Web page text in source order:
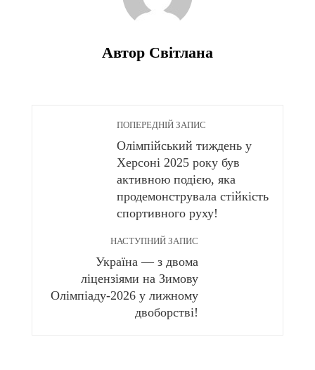
Автор Світлана
ПОПЕРЕДНІЙ ЗАПИС
Олімпійський тиждень у
Херсоні 2025 року був
активною подією, яка
продемонструвала стійкість
спортивного руху!
НАСТУПНИЙ ЗАПИС
Україна — з двома
ліцензіями на Зимову
Олімпіаду-2026 у лижному
двоборстві!